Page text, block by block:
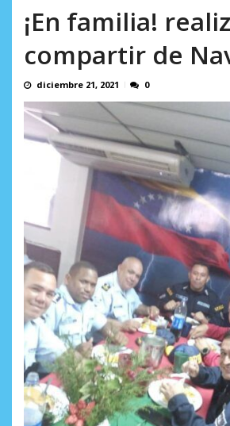
¡En familia!
compartir de
diciembre 21, 2021 0